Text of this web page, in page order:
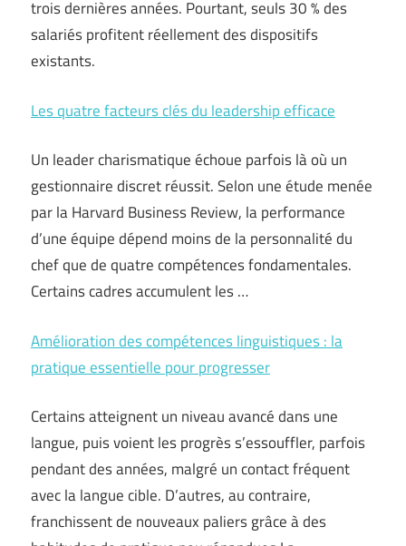
trois dernières années. Pourtant, seuls 30 % des
salariés profitent réellement des dispositifs
existants.
Les quatre facteurs clés du leadership efficace
Un leader charismatique échoue parfois là où un
gestionnaire discret réussit. Selon une étude menée
par la Harvard Business Review, la performance
d’une équipe dépend moins de la personnalité du
chef que de quatre compétences fondamentales.
Certains cadres accumulent les …
Amélioration des compétences linguistiques : la
pratique essentielle pour progresser
Certains atteignent un niveau avancé dans une
langue, puis voient les progrès s’essouffler, parfois
pendant des années, malgré un contact fréquent
avec la langue cible. D’autres, au contraire,
franchissent de nouveaux paliers grâce à des